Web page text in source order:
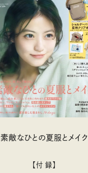
素敵なひとの夏服とメイク
【付 録】